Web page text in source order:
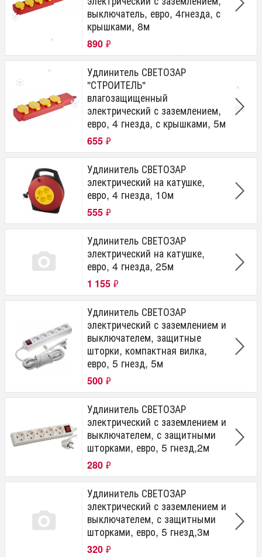
выключатель, евро, 4гнезда, с
крышками, 8м
890 ₽
Удлинитель СВЕТОЗАР
"СТРОИТЕЛЬ"
влагозащищенный
электрический с заземлением,
евро, 4 гнезда, с крышками, 5м
655 ₽
Удлинитель СВЕТОЗАР
электрический на катушке,
евро, 4 гнезда, 10м
555 ₽
Удлинитель СВЕТОЗАР
электрический на катушке,
евро, 4 гнезда, 25м
1 155 ₽
Удлинитель СВЕТОЗАР
электрический с заземлением и
выключателем, защитные
шторки, компактная вилка,
евро, 5 гнезд, 5м
500 ₽
Удлинитель СВЕТОЗАР
электрический с заземлением и
выключателем, с защитными
шторками, евро, 5 гнезд,2м
280 ₽
Удлинитель СВЕТОЗАР
электрический с заземлением и
выключателем, с защитными
шторками, евро, 5 гнезд,3м
320 ₽